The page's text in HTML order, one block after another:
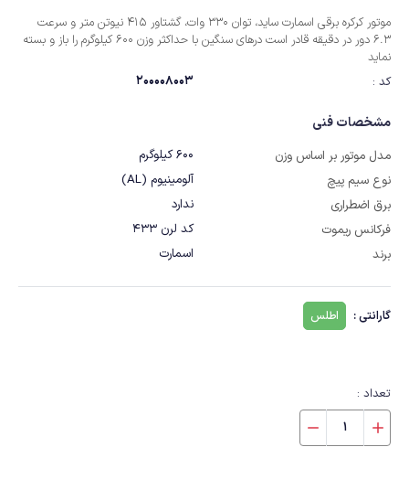
موتور کرکره برقی اسمارت ساید، توان 330 وات، گشتاور 415 نیوتن متر و سرعت
6.3 دور در دقیقه قادر است درهای سنگین با حداکثر وزن ‏‏600 کیلوگرم را باز و بسته
نماید
کد :
200008003
مشخصات فنی
مدل موتور بر اساس وزن
600 کیلوگرم
نوع سیم پیچ
آلومینیوم (AL)
برق اضطراری
ندارد
فرکانس ریموت
کد لرن 433
برند
اسمارت
گارانتی : اطلس
تعداد :